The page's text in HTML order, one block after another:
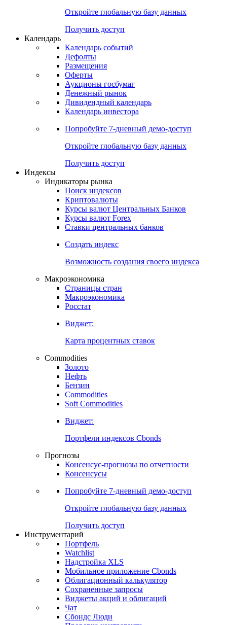
Откройте глобальную базу данных
Получить доступ
Календарь
Календарь событий
Дефолты
Размещения
Оферты
Аукционы госбумаг
Денежный рынок
Дивидендный календарь
Календарь инвестора
Попробуйте 7-дневный демо-доступ
Откройте глобальную базу данных
Получить доступ
Индексы
Индикаторы рынка
Поиск индексов
Криптовалюты
Курсы валют Центральных Банков
Курсы валют Forex
Ставки центральных банков
Создать индекс
Возможность создания своего индекса
Макроэкономика
Страницы стран
Макроэкономика
Росстат
Виджет:
Карта процентных ставок
Commodities
Золото
Нефть
Бензин
Commodities
Soft Commodities
Виджет:
Портфели индексов Cbonds
Прогнозы
Консенсус-прогнозы по отчетности
Консенсусы
Попробуйте 7-дневный демо-доступ
Откройте глобальную базу данных
Получить доступ
Инструментарий
Портфель
Watchlist
Надстройка XLS
Мобильное приложение Cbonds
Облигационный калькулятор
Сохраненные запросы
Виджеты акций и облигаций
Чат
Сбондс Люди